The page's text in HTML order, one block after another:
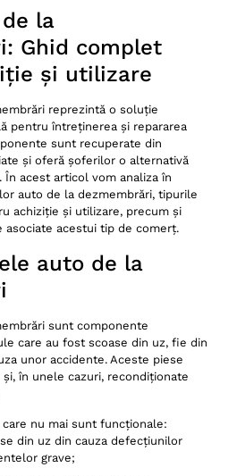
la
Ghid complet
și utilizare
reprezintă o soluție
pentru întreținerea și repararea
sunt recuperate din
și oferă șoferilor o alternativă
În acest articol vom analiza în
auto de la dezmembrări, tipurile
achiziție și utilizare, precum și
asociate acestui tip de comerț.
auto de la
sunt componente
care au fost scoase din uz, fie din
unor accidente. Aceste piese
în unele cazuri, recondiționate
nu mai sunt funcționale:
din uz din cauza defecțiunilor
grave;